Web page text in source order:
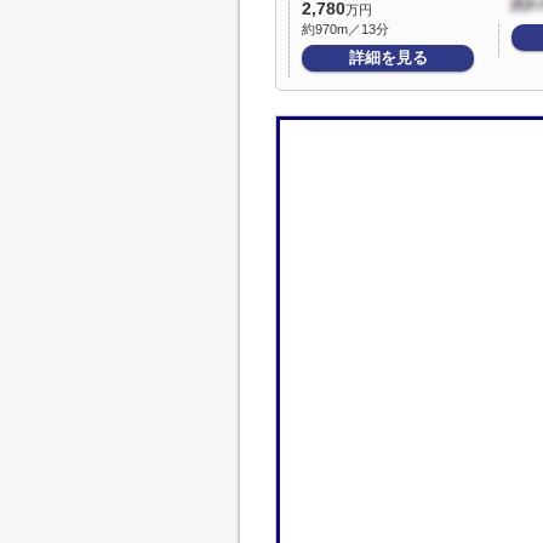
2,780万円
約970m／13分
詳細を見る